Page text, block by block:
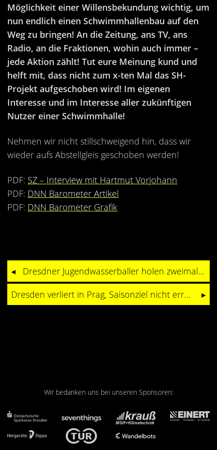
Möglichkeit einer Willensbekundung wichtig, um
nun endlich einen Schwimmhallenbau auf den
Weg zu bringen! An die Zeitung, ans TV, ans
Radio, an die Fraktionen, wohin auch immer –
jede Aktion zählt! Tut eure Meinung kund und
helft mit, dass nicht zum x-ten Mal das SH-
Projekt aufgeschoben wird! Im eigenen
Interesse und im Interesse aller zukünftigen
Nutzer einer Schwimmhalle!
Nehmen wir nicht stillschweigend hin, dass wir
wieder aufs Abstellgleis geschoben werden!
PDF: SZ – Interview mit Hartmut Vorjohann
PDF: DNN Barometer Artikel
PDF: DNN Barometer Grafik
Dresdner Jugendwasserballer holen zweimal Bronze und bieten gute Leistungen beim Kadertest
Dresden verliert in Prag, Saisonziel nicht erreicht
Wir bedanken uns bei unseren Sponsoren: